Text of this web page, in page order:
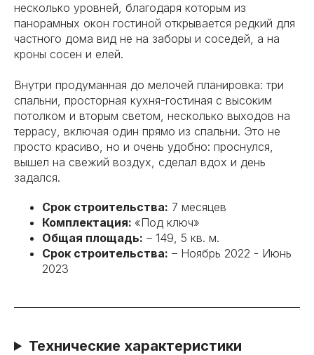
несколько уровней, благодаря которым из
панорамных окон гостиной открывается редкий для
частного дома вид не на заборы и соседей, а на
кроны сосен и елей.
Внутри продуманная до мелочей планировка: три
спальни, просторная кухня-гостиная с высоким
потолком и вторым светом, несколько выходов на
террасу, включая один прямо из спальни. Это не
просто красиво, но и очень удобно: проснулся,
вышел на свежий воздух, сделал вдох и день
задался.
Срок строительства: 7 месяцев
Комплектация: «Под ключ»
Общая площадь: – 149, 5 кв. м.
Срок строительства: – Ноябрь 2022 - Июнь
2023
Технические характеристики